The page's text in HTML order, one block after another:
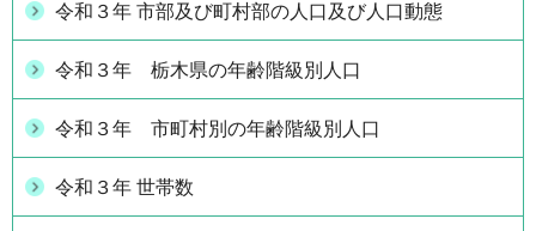
令和３年 市部及び町村部の人口及び人口動態
令和３年 栃木県の年齢階級別人口
令和３年 市町村別の年齢階級別人口
令和３年 世帯数